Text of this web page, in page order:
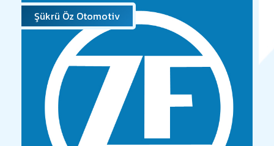
Şükrü Öz Otomotiv